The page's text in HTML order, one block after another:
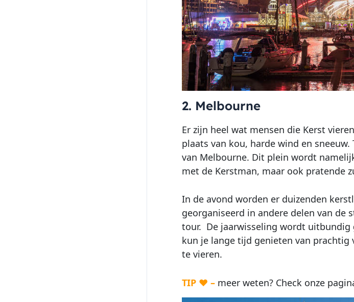
2. Melbourne
Er zijn heel wat mensen die Kerst
plaats van kou, harde wind en
van Melbourne. Dit plein wordt
met de Kerstman, maar ook pratende
In de avond worden er duizenden
georganiseerd in andere delen van de
tour. De jaarwisseling wordt
kun je lange tijd genieten van
te vieren.
TIP ♥ –meer weten? Check onze